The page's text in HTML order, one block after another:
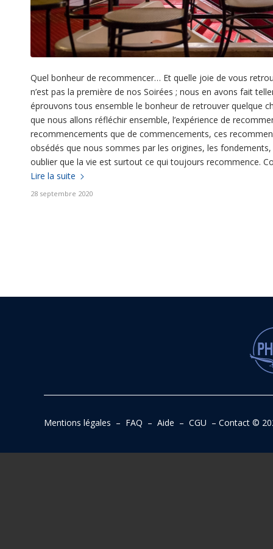
Quel bonheur de recommencer… Et quelle joie de vous
n’est pas la première de nos Soirées ; nous en avons fait
éprouvons tous ensemble le bonheur de retrouver quelque
que nous allons réfléchir ensemble, l’expérience de
recommencements que de commencements, ces
obsédés que nous sommes par les origines, les
oublier que la vie est surtout ce qui toujours recommence.
Lire la suite
28 septembre 2020
Mentions légales – FAQ – Aide – CGU – Contact©